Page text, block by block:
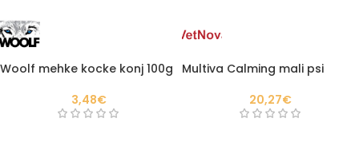
Woolf mehke kocke konj 100g
3,48€
Multiva Calming mali psi
20,27€